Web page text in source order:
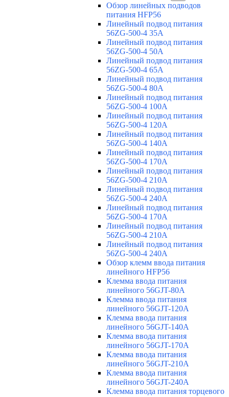
Обзор линейных подводов
питания HFP56
Линейный подвод питания
56ZG-500-4 35A
Линейный подвод питания
56ZG-500-4 50A
Линейный подвод питания
56ZG-500-4 65A
Линейный подвод питания
56ZG-500-4 80A
Линейный подвод питания
56ZG-500-4 100A
Линейный подвод питания
56ZG-500-4 120A
Линейный подвод питания
56ZG-500-4 140A
Линейный подвод питания
56ZG-500-4 170A
Линейный подвод питания
56ZG-500-4 210A
Линейный подвод питания
56ZG-500-4 240A
Линейный подвод питания
56ZG-500-4 170A
Линейный подвод питания
56ZG-500-4 210A
Линейный подвод питания
56ZG-500-4 240A
Обзор клемм ввода питания
линейного HFP56
Клемма ввода питания
линейного 56GJT-80A
Клемма ввода питания
линейного 56GJT-120A
Клемма ввода питания
линейного 56GJT-140A
Клемма ввода питания
линейного 56GJT-170A
Клемма ввода питания
линейного 56GJT-210A
Клемма ввода питания
линейного 56GJT-240A
Клемма ввода питания торцевого